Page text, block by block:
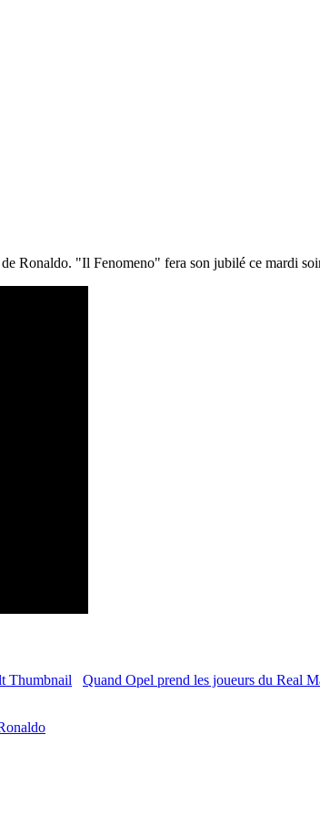
Ronaldo. "Il Fenomeno" fera son jubilé ce mardi
Quand Opel prend les joueurs du Real